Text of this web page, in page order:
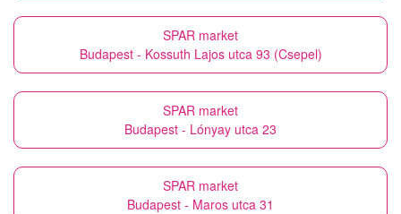
SPAR market
Budapest - Kossuth Lajos utca 93 (Csepel)
SPAR market
Budapest - Lónyay utca 23
SPAR market
Budapest - Maros utca 31